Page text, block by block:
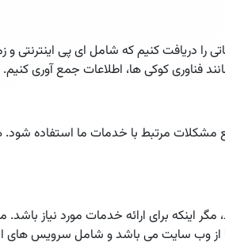
را دریافت کنیم که شامل ای پی
کوکی ها، اطلاعات جمع آوری کنیم.
مرتبط با خدمات ما استفاده
برای ارائه خدمات مورد نیاز باشد.
از وب سایت می باشد و شامل سرویس